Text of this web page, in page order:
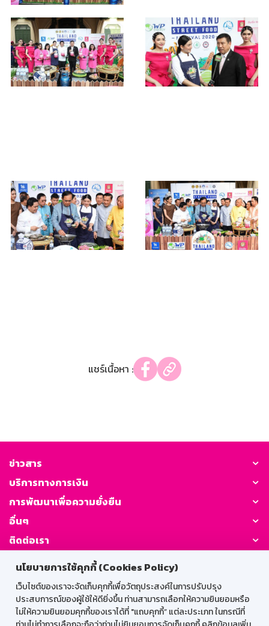
นโยบายการใช้คุกกี้ (Cookies Policy)
เว็บไซต์ของเราจะจัดเก็บคุกกี้เพื่อวัตถุประสงค์ในการปรับปรุง
ประสบการณ์ของผู้ใช้ให้ดียิ่งขึ้น ท่านสามารถเลือกให้ความยินยอมหรือ
ไม่ให้ความยินยอมคุกกี้ของเราได้ที่ "แถบคุกกี้” แต่ละประเภท ในกรณีที่
แชร์เนื้อหา :
ข่าวสาร
บริการทางการเงิน
การพัฒนาเพื่อความยั่งยืน
อื่นๆ
ติดต่อเรา
GSB Society:
สำหรับพนักงาน